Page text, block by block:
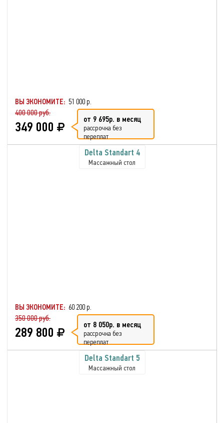
ВЫ ЭКОНОМИТЕ: 51 000 р.
400 000 руб.
349 000 от 9 695р. в месяц
рассрочка без
переплат
Delta Standart 4
Массажный стол
ВЫ ЭКОНОМИТЕ: 60 200 р.
350 000 руб.
289 800 от 8 050р. в месяц
рассрочка без
переплат
Delta Standart 5
Массажный стол